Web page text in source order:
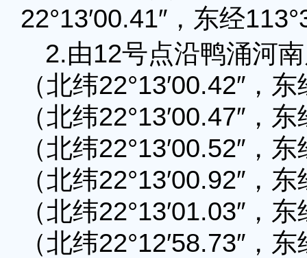
22°13′00.41″，东经
2.由12号点沿鸭涌河
（北纬22°13′00.42″，
（北纬22°13′00.47″，
（北纬22°13′00.52″，
（北纬22°13′00.92″，
（北纬22°13′01.03″，
（北纬22°12′58.73″，